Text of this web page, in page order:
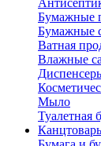
Бумажные
Бумажные
Ватная
Влажные
Мыло
Туалетная